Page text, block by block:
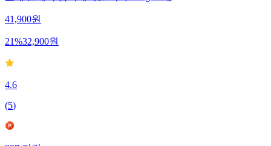
41,900원
21%32,900원
4.6
(5)